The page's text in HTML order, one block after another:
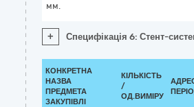
мм.
+ Специфікація 6: Стент-
КОНКРЕТНА
НАЗВА
ПРЕДМЕТА
ЗАКУПІВЛІ
КІЛЬКІСТЬ
/
ОД.ВИМІРУ